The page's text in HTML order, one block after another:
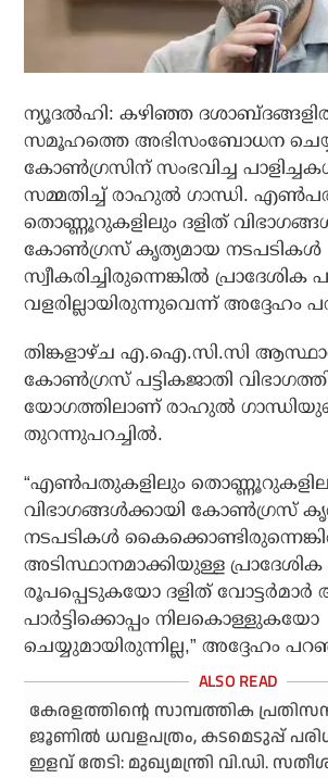
ന്യൂദൽഹി: കഴിഞ്ഞ
സമൂഹത്തെ അഭിസംബോധന
കോൺഗ്രസിന് സംഭവിച്ച
സമ്മതിച്ച് രാഹുൽ ഗാന്ധി.
തൊണ്ണൂറുകളിലും ദളിത്
കോൺഗ്രസ് കൃത്യമായ നടപടികൾ
സ്വീകരിച്ചിരുന്നെങ്കിൽ പ്രാദേശിക
വളരില്ലായിരുന്നുവെന്ന് അദ്ദേഹം
തിങ്കളാഴ്ച എ.ഐ.സി.സി
കോൺഗ്രസ് പട്ടികജാതി
യോഗത്തിലാണ് രാഹുൽ
തുറന്നുപറച്ചിൽ.
“എൺപതുകളിലും
വിഭാഗങ്ങൾക്കായി കോൺഗ്രസ്
നടപടികൾ
അടിസ്ഥാനമാക്കിയുള്ള പ്രാദേശിക
രൂപപ്പെടുകയോ ദളിത്
പാർട്ടിക്കൊപ്പം നിലകൊള്ളുകയോ
ചെയ്യുമായിരുന്നില്ല,” അദ്ദേഹം
കേരളത്തിന്റെ സാമ്പത്തിക
ജൂണിൽ ധവളപത്രം, കടമെടുപ്പ്
ഇളവ് തേടി: മുഖ്യമന്ത്രി വി.ഡി.